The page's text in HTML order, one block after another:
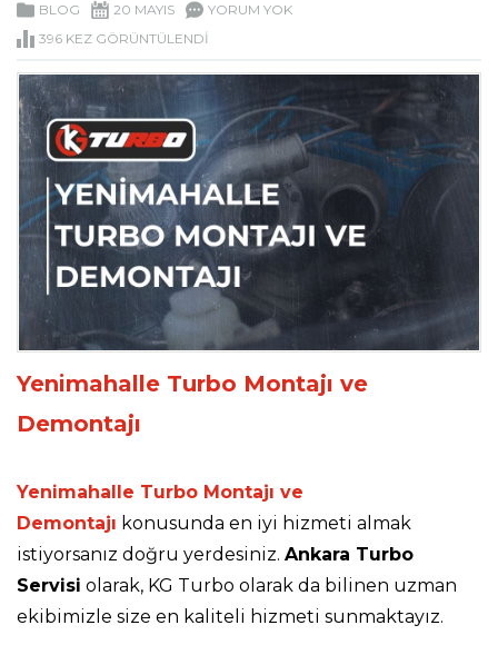
BLOG 20 MAYIS
YORUM YOK
396 KEZ GÖRÜNTÜLENDI
Yenimahalle Turbo Montajı ve
Demontajı
Yenimahalle Turbo Montajı ve
Demontajı konusunda en iyi hizmeti almak
istiyorsanız doğru yerdesiniz. Ankara Turbo
Servisi olarak, KG Turbo olarak da bilinen uzman
ekibimizle size en kaliteli hizmeti sunmaktayız.